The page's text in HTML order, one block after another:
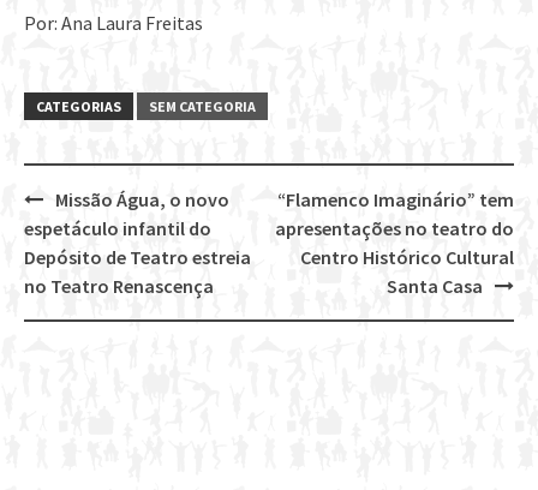
Por: Ana Laura Freitas
CATEGORIAS SEM CATEGORIA
Post
navigation
“Flamenco Imaginário” tem
apresentações no teatro do
Centro Histórico Cultural
Santa Casa
Missão Água, o novo
espetáculo infantil do
Depósito de Teatro estreia
no Teatro Renascença